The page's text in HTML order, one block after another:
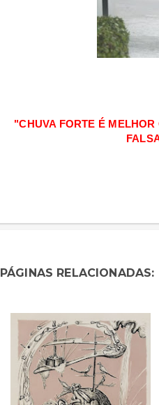
"CHUVA FORTE É
PÁGINAS RELACIONADAS: